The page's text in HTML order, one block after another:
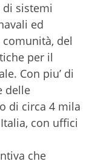
di sistemi
ed
del
per il
Con piu’ di
delle
di circa 4 mila
con uffici
che